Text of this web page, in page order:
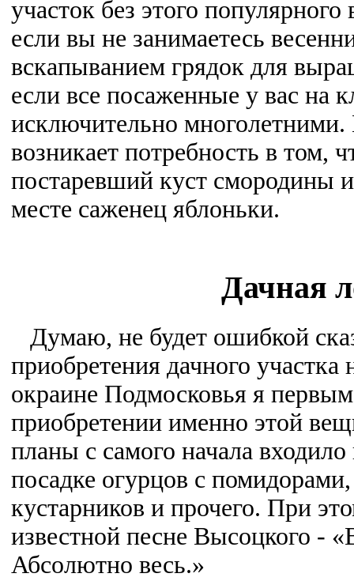
участок без этого
если вы не занимаетесь
вскапыванием грядок для
если все посаженные у вас на
исключительно многолетними.
возникает потребность в том,
постаревший куст смородины
месте саженец яблоньки.
Дачная
Думаю, не будет ошибкой
приобретения дачного участка
окраине Подмосковья я
приобретении именно этой
планы с самого начала входило
посадке огурцов с
кустарников и прочего. При
известной песне Высоцкого -
Абсолютно весь.»